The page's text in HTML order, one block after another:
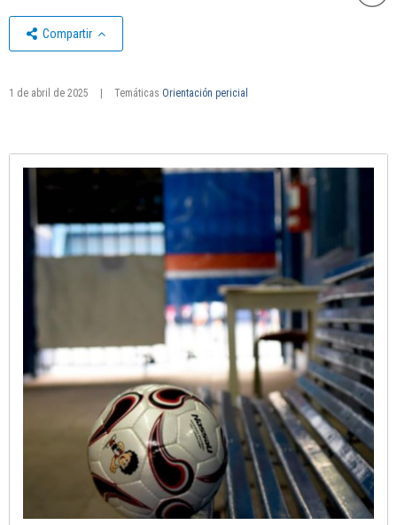
Compartir
1 de abril de 2025 Temáticas Orientación pericial